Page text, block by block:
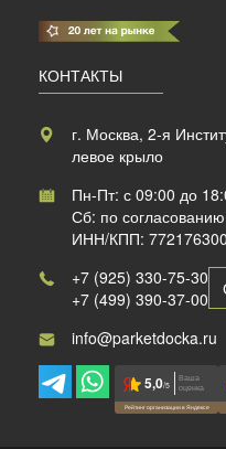
КОНТАКТЫ
г. Москва, 2-я
левое крыло
Пн-Пт: с 09:00 до
Сб: по
ИНН/КПП:
+7 (925) 330-75-30
+7 (499) 390-37-00
info@parketdocka.ru
5,0/5
Ваша
оценка
Рейтинг организации в Яндексе